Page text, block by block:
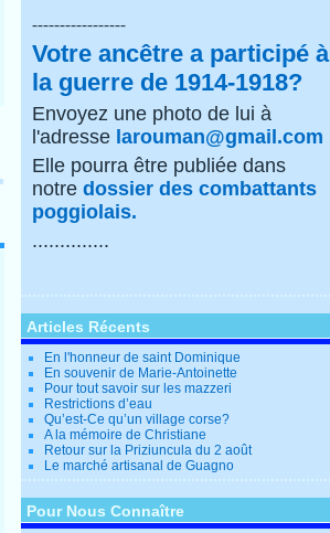
-----------------
Votre ancêtre a participé à
la guerre de 1914-1918?
Envoyez une photo de lui à
l'adresse larouman@gmail.com
Elle pourra être publiée dans
notre dossier des combattants
poggiolais.
..............
Articles Récents
En l'honneur de saint Dominique
En souvenir de Marie-Antoinette
Pour tout savoir sur les mazzeri
Restrictions d’eau
Qu’est-Ce qu’un village corse?
A la mémoire de Christiane
Retour sur la Priziuncula du 2 août
Le marché artisanal de Guagno
Pour Nous Connaître